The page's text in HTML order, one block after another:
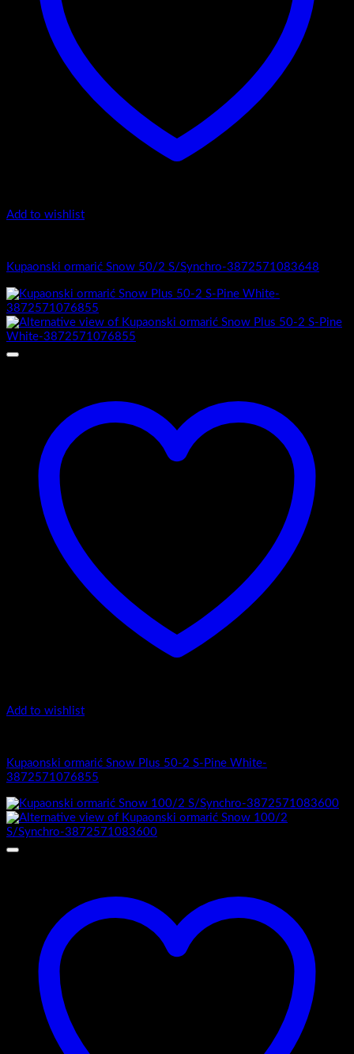
Add to wishlist
Kupaonski ormarić Snow 50/2 S/Synchro-3872571083648
Add to wishlist
Kupaonski ormarić Snow Plus 50-2 S-Pine White-
3872571076855